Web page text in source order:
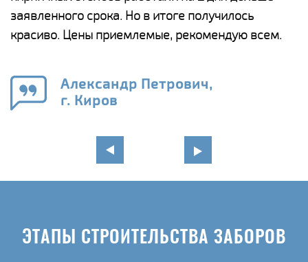
заявленного срока. Но в итоге получилось
красиво. Цены приемлемые, рекомендую всем.
Александр Петрович,
г. Киров
ЭТАПЫ СТРОИТЕЛЬСТВА ЗАБОРОВ